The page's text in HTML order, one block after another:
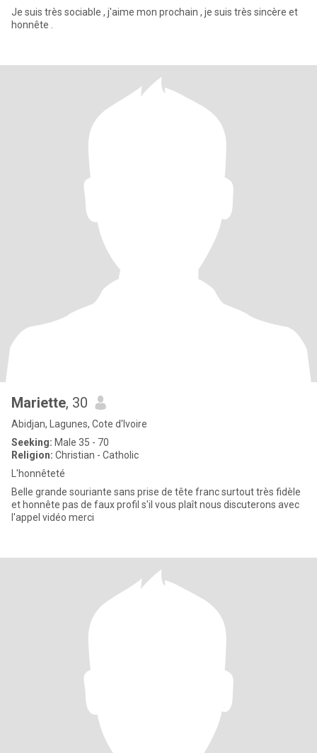
Je suis très sociable , j'aime mon prochain , je suis très sincère et
honnête .
Mariette, 30
Abidjan, Lagunes, Cote d'Ivoire
Seeking: Male 35 - 70
Religion: Christian - Catholic
L'honnêteté
Belle grande souriante sans prise de tête franc surtout très fidèle
et honnête pas de faux profil s'il vous plaît nous discuterons avec
l'appel vidéo merci